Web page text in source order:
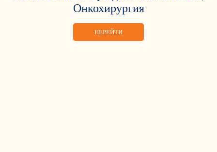
Онкохирургия
ПЕРЕЙТИ